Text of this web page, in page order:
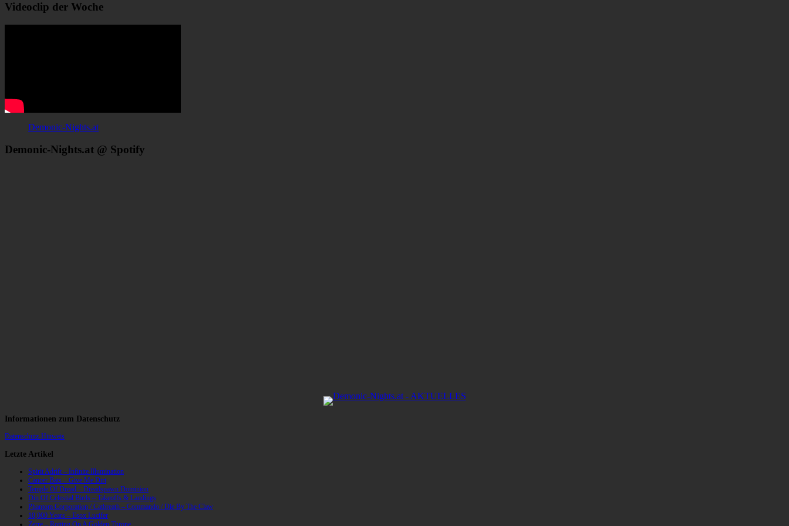
Videoclip der Woche
Demonic-Nights.at
Demonic-Nights.at @ Spotify
Informationen zum Datenschutz
Datenschutz-Hinweis
Letzte Artikel
Spirit Adrift – Infinite Illumination
Cancer Bats – Give Me Dirt
Temple Of Dread – Dreadspawn Dominion
Din Of Celestial Birds – Takeoffs & Landings
Phantom Corporation / Catbreath – Commando / Die By The Claw
10,000 Years – Esox Lucifer
Zerre – Rotting On A Golden Throne